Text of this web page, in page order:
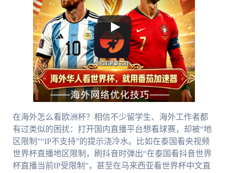
在海外怎么看欧洲杯？相信不少留学生、海外工作者都
有过类似的困扰：打开国内直播平台想看球赛，却被“地
区限制”“IP不支持”的提示浇冷水。比如在泰国看央视频
世界杯直播地区限制，刷抖音时弹出“在泰国看抖音世界
杯直播当前IP受限制”，甚至在马来西亚看世界杯中文直